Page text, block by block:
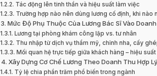
Tác động lên tinh thần và hiệu suất làm việc
Trường hợp nào nên dùng lương cố định, khi nào
3. Mức Độ Phụ Thuộc Của Lương Bác Sĩ Vào
Lương tại phòng khám công lập vs. tư nhân
Thu nhập từ dịch vụ thẩm mỹ, chỉnh nha, cấy
Mối quan hệ trực tiếp giữa khách hàng – hiệu suất
4. Xây Dựng Cơ Chế Lương Theo Doanh Thu Hợp Lý
Tỷ lệ chia phần trăm phổ biến trong ngành